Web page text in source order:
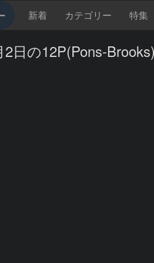
新着 カテゴリー 特集
2日の12P(Pons-